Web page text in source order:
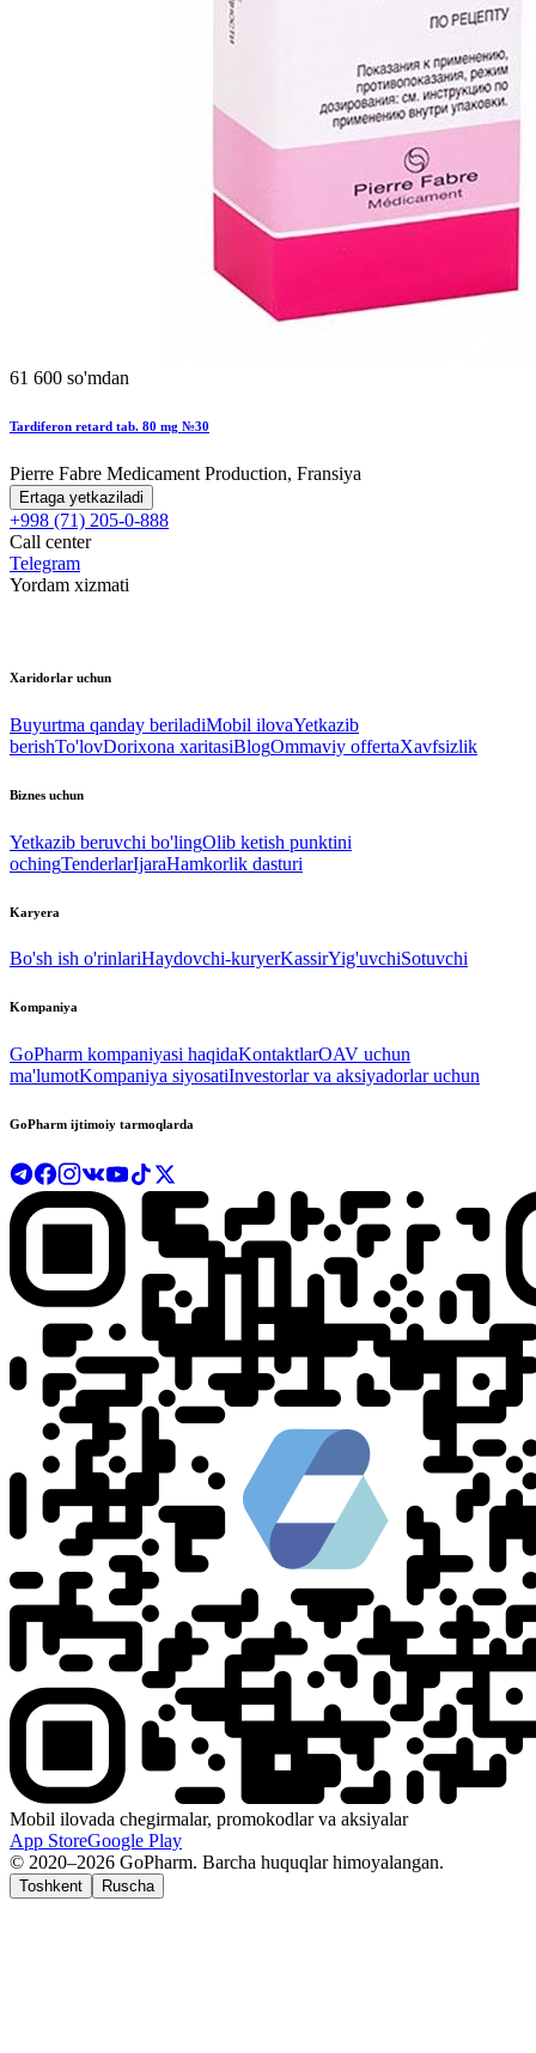
61 600 so'mdan
Tardiferon retard tab. 80 mg №30
Pierre Fabre Medicament Production, Fransiya
Ertaga yetkaziladi
+998 (71) 205-0-888
Call center
Telegram
Yordam xizmati
Xaridorlar uchun
Buyurtma qanday beriladiMobil ilovaYetkazib
berishTo'lovDorixona xaritasiBlogOmmaviy offertaXavfsizlik
Biznes uchun
Yetkazib beruvchi bo'lingOlib ketish punktini
ochingTenderlarIjaraHamkorlik dasturi
Karyera
Bo'sh ish o'rinlariHaydovchi-kuryerKassirYig'uvchiSotuvchi
Kompaniya
GoPharm kompaniyasi haqidaKontaktlarOAV uchun
ma'lumotKompaniya siyosatiInvestorlar va aksiyadorlar uchun
GoPharm ijtimoiy tarmoqlarda
Mobil ilovada chegirmalar, promokodlar va aksiyalar
App StoreGoogle Play
© 2020–2026 GoPharm. Barcha huquqlar himoyalangan.
Toshkent Ruscha